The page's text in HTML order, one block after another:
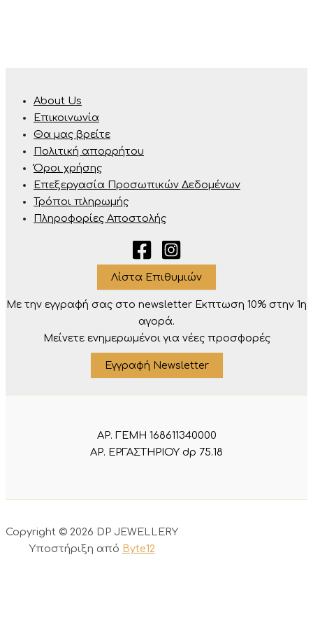
About Us
Επικοινωνία
Θα μας βρείτε
Πολιτική απορρήτου
Όροι χρήσης
Επεξεργασία Προσωπικών Δεδομένων
Τρόποι πληρωμής
Πληροφορίες Αποστολής
Λίστα Επιθυμιών
Με την εγγραφή σας στο newsletter Eκπτωση 10% στην 1η
αγορά.
Μείνετε ενημερωμένοι για νέες προσφορές
Εγγραφή Newsletter
ΑΡ. ΓΕΜΗ 168611340000
ΑΡ. ΕΡΓΑΣΤΗΡΙΟΥ dp 75.18
Copyright © 2026 DP JEWELLERY
Υποστήριξη από Byte12